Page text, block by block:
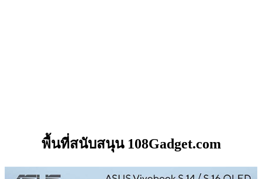
พื้นที่สนับสนุน 108Gadget.com